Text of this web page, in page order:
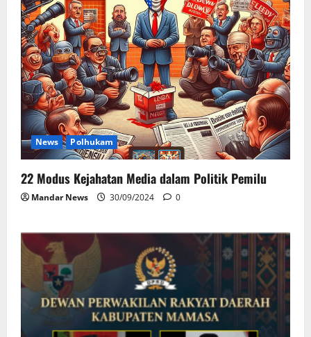
News Polhukam
22 Modus Kejahatan Media dalam Politik Pemilu
Mandar News 30/09/2024 0